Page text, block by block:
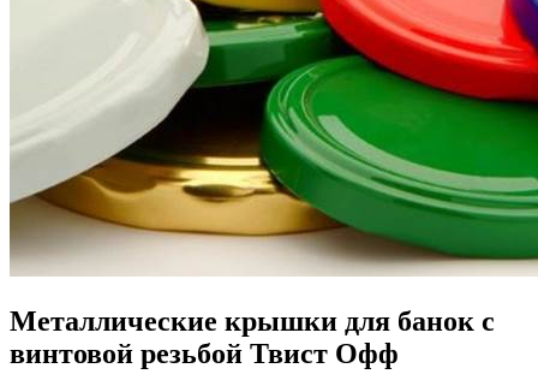
Металлические крышки для банок с
винтовой резьбой Твист Офф